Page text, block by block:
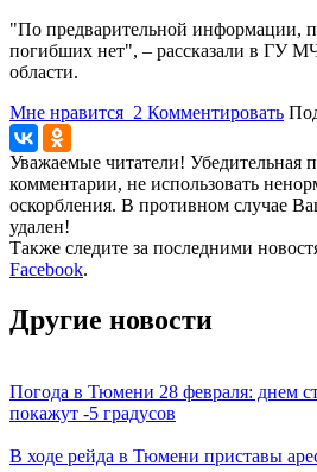
"По предварительной информации,
погибших нет", – рассказали в ГУ
области.
Мне нравится 2 Комментировать
Уважаемые читатели! Убедительная
комментарии, не использовать
оскорбления. В противном случае
удален!
Также следите за последними
Facebook.
Другие новости
Погода в Тюмени 28 февраля: днем
покажут -5 градусов
В ходе рейда в Тюмени приставы